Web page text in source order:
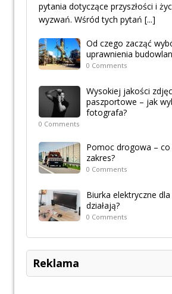
pytania dotyczące przyszłości i
wyzwań. Wśród tych pytań [...]
Od czego zacząć
uprawnienia
0 Comments
Wysokiej jakości
paszportowe – jak
fotografa?
0 Comments
Pomoc drogowa –
zakres?
0 Comments
Biurka elektryczne
działają?
0 Comments
Reklama